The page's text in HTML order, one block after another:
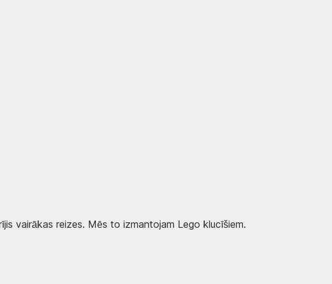
vairākas reizes. Mēs to izmantojam Lego klucīšiem.